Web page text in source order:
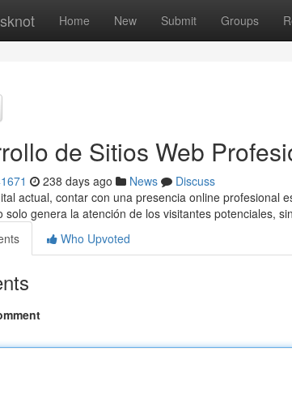
Home New Submit Groups
de Sitios Web
238 days ago News
Discuss
actual, contar con una presencia online profesional
solo genera la atención de los visitantes potenciales,
Who Upvoted